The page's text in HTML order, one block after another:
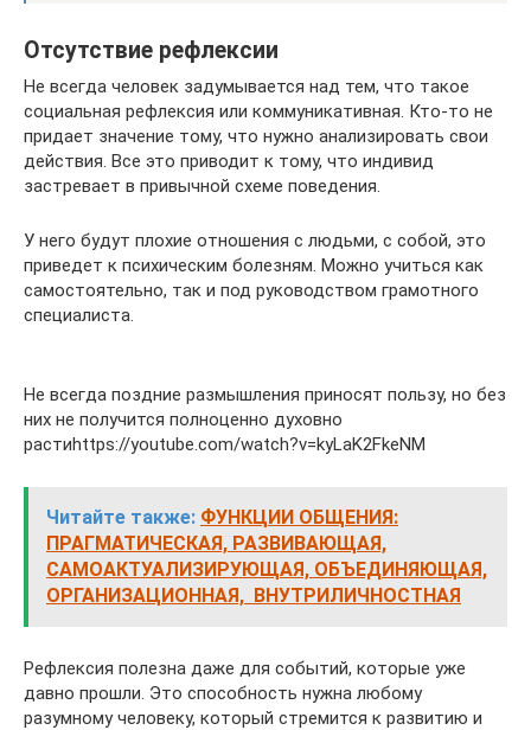
Отсутствие рефлексии
Не всегда человек задумывается над тем, что такое
социальная рефлексия или коммуникативная. Кто-то не
придает значение тому, что нужно анализировать свои
действия. Все это приводит к тому, что индивид
застревает в привычной схеме поведения.
У него будут плохие отношения с людьми, с собой, это
приведет к психическим болезням. Можно учиться как
самостоятельно, так и под руководством грамотного
специалиста.
Не всегда поздние размышления приносят пользу, но без
них не получится полноценно духовно
растиhttps://youtube.com/watch?v=kyLaK2FkeNM
Читайте также: ФУНКЦИИ ОБЩЕНИЯ:
ПРАГМАТИЧЕСКАЯ, РАЗВИВАЮЩАЯ,
САМОАКТУАЛИЗИРУЮЩАЯ, ОБЪЕДИНЯЮЩАЯ,
ОРГАНИЗАЦИОННАЯ, ВНУТРИЛИЧНОСТНАЯ
Рефлексия полезна даже для событий, которые уже
давно прошли. Это способность нужна любому
разумному человеку, который стремится к развитию и